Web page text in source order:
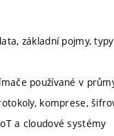
základní pojmy,
používané v
komprese,
a cloudové systémy